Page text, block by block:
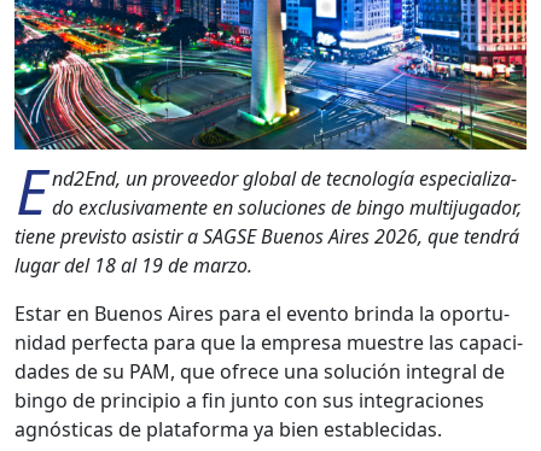
End2End, un provee­dor glob­al de tec­nología espe­cial­iza­
do exclu­si­va­mente en solu­ciones de bin­go mul­ti­ju­gador,
tiene pre­vis­to asi­s­tir a SAGSE Buenos Aires 2026, que ten­drá
lugar del 18 al 19 de mar­zo.
Estar en Buenos Aires para el even­to brin­da la opor­tu­
nidad per­fec­ta para que la empre­sa muestre las capaci­
dades de su PAM, que ofrece una solu­ción inte­gral de
bin­go de prin­ci­pio a fin jun­to con sus inte­gra­ciones
agnós­ti­cas de platafor­ma ya bien estable­ci­das.